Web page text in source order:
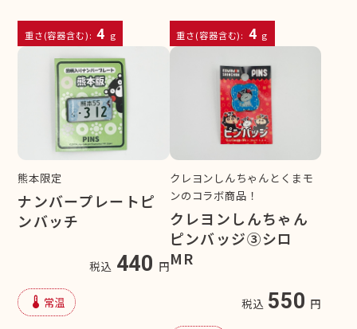
重さ(容器含む): 4 g 重さ(容器含む): 4 g
熊本限定
ナンバープレートピ
ンバッチ
税込 440 円
device_thermostat 常温
クレヨンしんちゃんとくまモ
ンのコラボ商品！
クレヨンしんちゃん
ピンバッジ③シロ
MR
税込 550 円